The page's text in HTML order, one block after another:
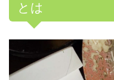
とは